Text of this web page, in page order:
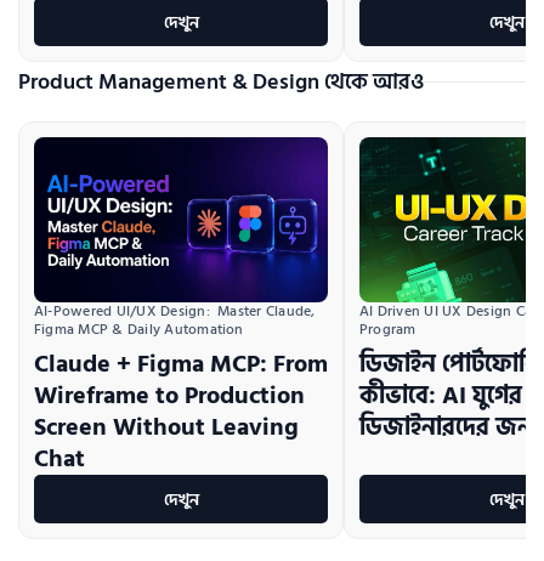
দেখুন দেখুন
Product Management & Design থেকে আরও
AI-Powered UI/UX Design:  Master Claude,
Figma MCP & Daily Automation
Claude + Figma MCP: From
Wireframe to Production
Screen Without Leaving
Chat
দেখুন
AI Driven UI UX Design
Program
ডিজাইন
কীভাবে: AI যুগের
ডিজাইনারদের জন্য
দেখুন